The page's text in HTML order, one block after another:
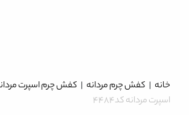
خانه | کفش چرم مردانه| کفش چرم اسپرت مردانه
اسپرت مردانه کد4484